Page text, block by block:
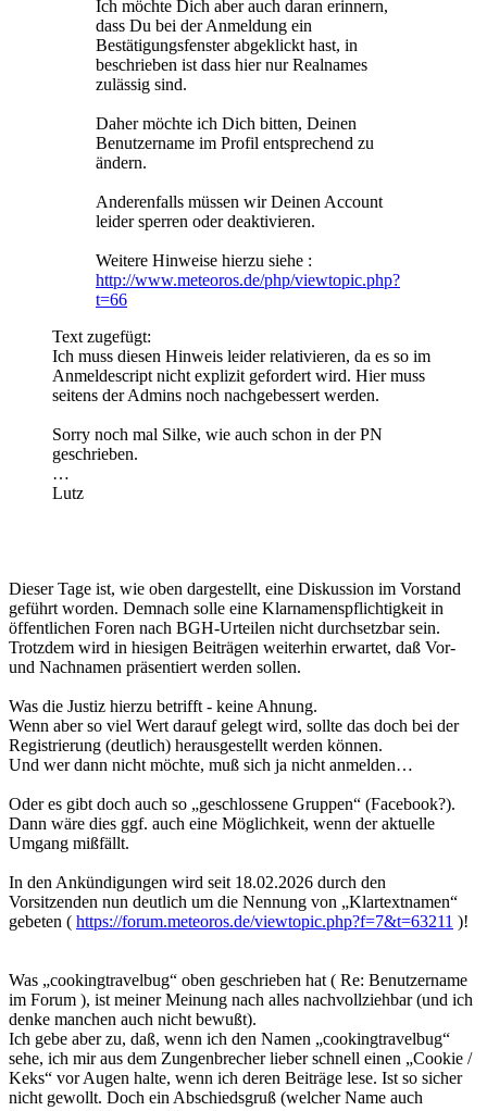
Ich möchte Dich aber auch daran erinnern,
dass Du bei der Anmeldung ein
Bestätigungsfenster abgeklickt hast, in
beschrieben ist dass hier nur Realnames
zulässig sind.
Daher möchte ich Dich bitten, Deinen
Benutzername im Profil entsprechend zu
ändern.
Anderenfalls müssen wir Deinen Account
leider sperren oder deaktivieren.
Weitere Hinweise hierzu siehe :
http://www.meteoros.de/php/viewtopic.php?
t=66
Text zugefügt:
Ich muss diesen Hinweis leider relativieren, da es so im
Anmeldescript nicht explizit gefordert wird. Hier muss
seitens der Admins noch nachgebessert werden.
Sorry noch mal Silke, wie auch schon in der PN
geschrieben.
…
Lutz
Dieser Tage ist, wie oben dargestellt, eine Diskussion im Vorstand
geführt worden. Demnach solle eine Klarnamenspflichtigkeit in
öffentlichen Foren nach BGH-Urteilen nicht durchsetzbar sein.
Trotzdem wird in hiesigen Beiträgen weiterhin erwartet, daß Vor-
und Nachnamen präsentiert werden sollen.
Was die Justiz hierzu betrifft - keine Ahnung.
Wenn aber so viel Wert darauf gelegt wird, sollte das doch bei der
Registrierung (deutlich) herausgestellt werden können.
Und wer dann nicht möchte, muß sich ja nicht anmelden…
Oder es gibt doch auch so „geschlossene Gruppen“ (Facebook?).
Dann wäre dies ggf. auch eine Möglichkeit, wenn der aktuelle
Umgang mißfällt.
In den Ankündigungen wird seit 18.02.2026 durch den
Vorsitzenden nun deutlich um die Nennung von „Klartextnamen“
gebeten ( https://forum.meteoros.de/viewtopic.php?f=7&t=63211 )!
Was „cookingtravelbug“ oben geschrieben hat ( Re: Benutzername
im Forum ), ist meiner Meinung nach alles nachvollziehbar (und ich
denke manchen auch nicht bewußt).
Ich gebe aber zu, daß, wenn ich den Namen „cookingtravelbug“
sehe, ich mir aus dem Zungenbrecher lieber schnell einen „Cookie /
Keks“ vor Augen halte, wenn ich deren Beiträge lese. Ist so sicher
nicht gewollt. Doch ein Abschiedsgruß (welcher Name auch